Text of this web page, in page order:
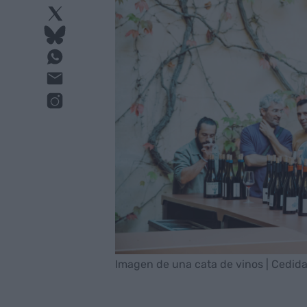
Imagen de una cata de vinos | Cedida